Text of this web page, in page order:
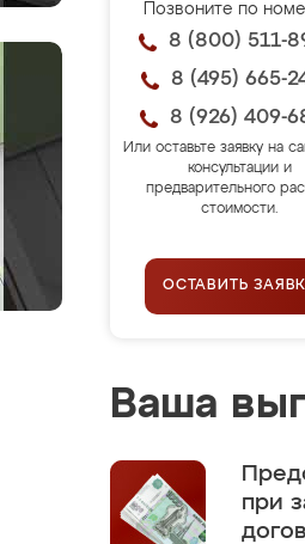
Позвоните по
8 (800) 511-
8 (495) 665-
8 (926) 409-
Или оставьте заявку на
консультации и
предварительного
стоимости.
ОСТАВИТЬ
Ваша
при